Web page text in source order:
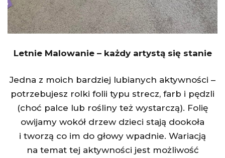
Letnie Malowanie – każdy artystą się stanie
Jedna z moich bardziej lubianych aktywności –
potrzebujesz rolki folii typu strecz, farb i pędzli
(choć palce lub rośliny też wystarczą). Folię
owijamy wokół drzew dzieci stają dookoła
i tworzą co im do głowy wpadnie. Wariacją
na temat tej aktywności jest możliwość